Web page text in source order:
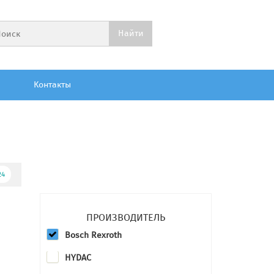
Контакты
ПРОИЗВОДИТЕЛЬ
Bosch Rexroth
HYDAC